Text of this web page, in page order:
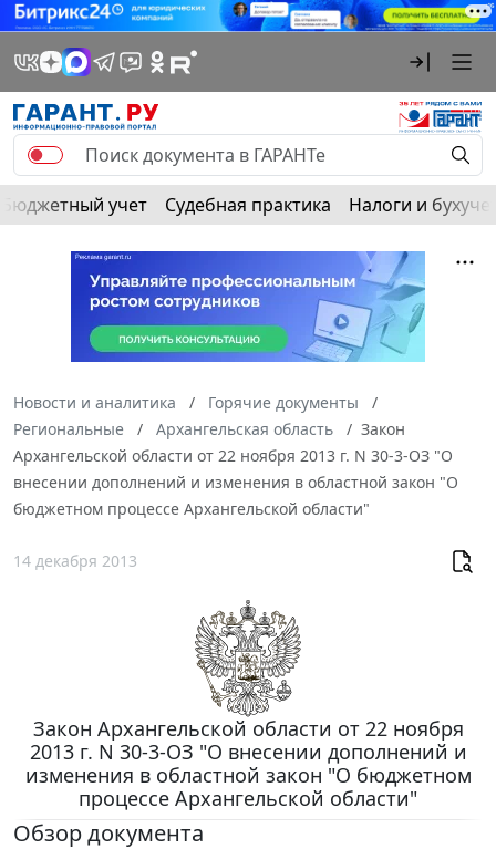
Бюджетный учет Судебная практика Налоги и
Новости и аналитика
Горячие документы
Региональные
Архангельская область
Закон
Архангельской области от 22 ноября 2013 г. N 30-3-ОЗ "О
внесении дополнений и изменения в областной закон "О
бюджетном процессе Архангельской области"
14 декабря 2013
Закон Архангельской области от 22 ноября
2013 г. N 30-3-ОЗ "О внесении дополнений и
изменения в областной закон "О бюджетном
процессе Архангельской области"
Обзор документа